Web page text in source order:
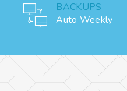
BACKUPS
Auto Weekly